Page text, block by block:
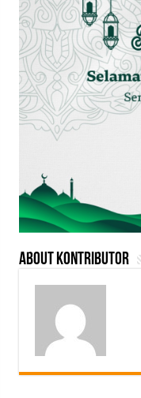
About Kontributor